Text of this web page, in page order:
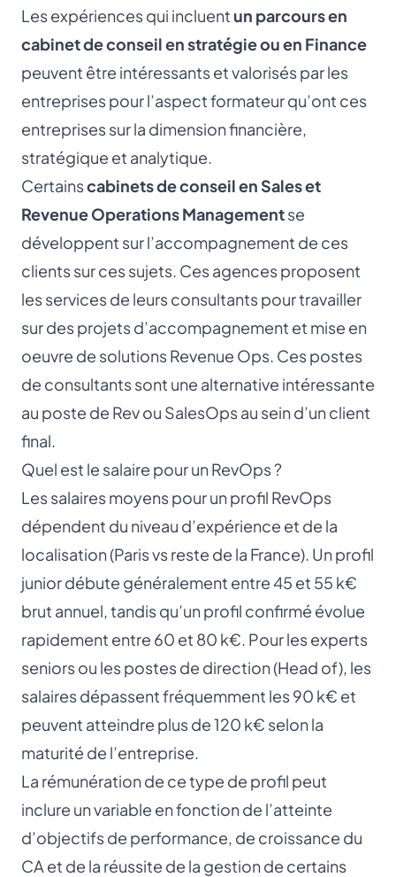
Les expériences qui incluent un parcours en
cabinet de conseil en stratégie ou en Finance
peuvent être intéressants et valorisés par les
entreprises pour l’aspect formateur qu’ont ces
entreprises sur la dimension financière,
stratégique et analytique.
Certainscabinets de conseil en Sales et
Revenue Operations Managementse
développent sur l’accompagnement de ces
clients sur ces sujets. Ces agences proposent
les services de leurs consultants pour travailler
sur des projets d’accompagnement et mise en
oeuvre de solutions Revenue Ops. Ces postes
de consultants sont une alternative intéressante
au poste de Rev ou SalesOps au sein d’un client
final.
Quel est le salaire pour un RevOps ?
Les salaires moyens pour un profil RevOps
dépendent du niveau d’expérience et de la
localisation (Paris vs reste de la France). Un profil
junior débute généralement entre 45 et 55 k€
brut annuel, tandis qu’un profil confirmé évolue
rapidement entre 60 et 80 k€. Pour les experts
seniors ou les postes de direction (Head of), les
salaires dépassent fréquemment les 90 k€ et
peuvent atteindre plus de 120 k€ selon la
maturité de l’entreprise.
La rémunération de ce type de profil peut
inclure un variable en fonction de l’atteinte
d’objectifs de performance, de croissance du
CA et de la réussite de la gestion de certains